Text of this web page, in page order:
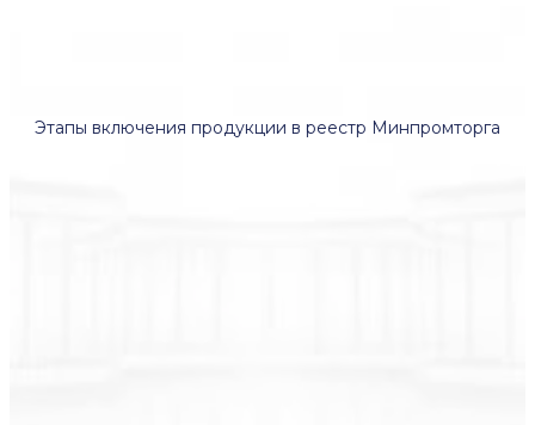
Этапы включения продукции в реестр Минпромторга